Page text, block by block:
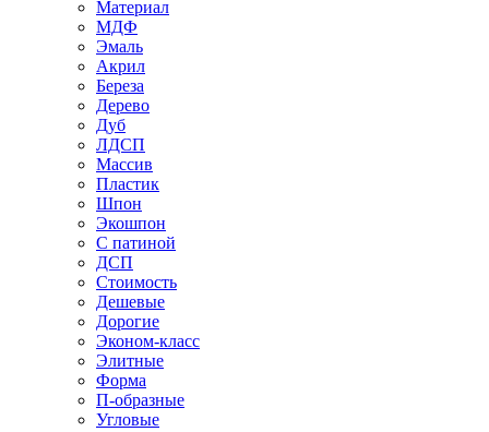
Материал
МДФ
Эмаль
Акрил
Береза
Дерево
Дуб
ЛДСП
Массив
Пластик
Шпон
Экошпон
С патиной
ДСП
Стоимость
Дешевые
Дорогие
Эконом-класс
Элитные
Форма
П-образные
Угловые